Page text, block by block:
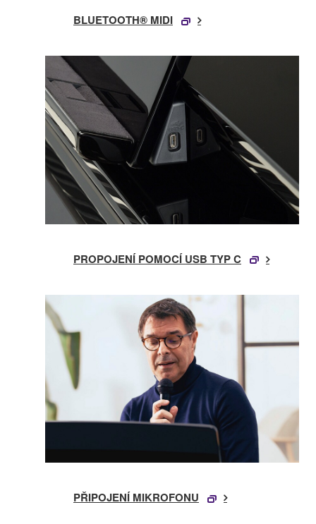
BLUETOOTH® MIDI
PROPOJENÍ POMOCÍ USB TYP C
PŘIPOJENÍ MIKROFONU